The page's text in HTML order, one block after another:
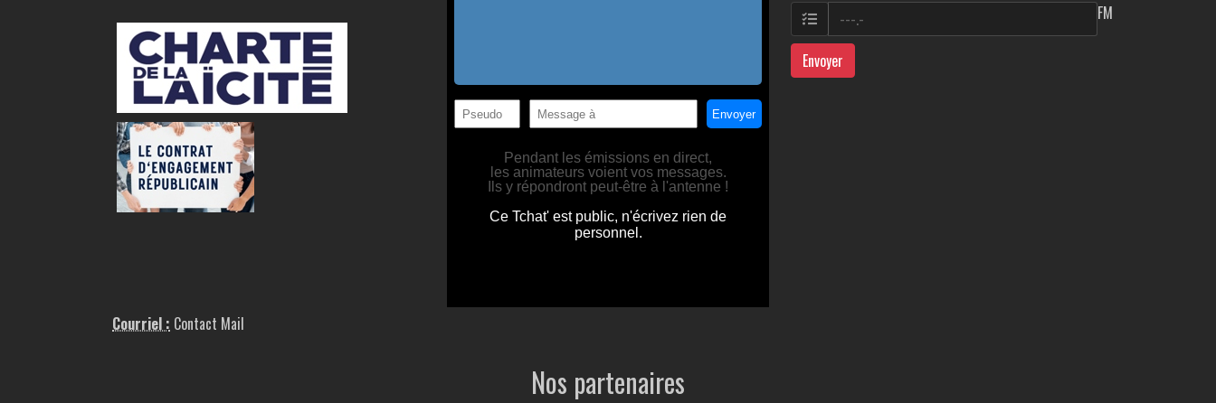
Courriel : Contact Mail
FM
Envoyer
Nos partenaires